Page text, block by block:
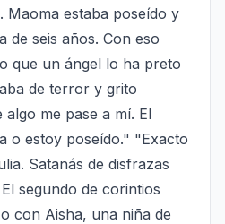
Maoma estaba poseído y
de seis años. Con eso
que un ángel lo ha preto
de terror y grito
me pase a mí. El
o estoy poseído." "Exacto
Satanás de disfrazas
segundo de corintios
con Aisha, una niña de